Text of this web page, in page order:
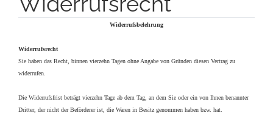
Widerrufsbelehrung
Widerrufsrecht
Sie haben das Recht, binnen vierzehn Tagen ohne Angabe von Gründen diesen Vertrag zu
widerrufen.
Die Widerrufsfrist beträgt vierzehn Tage ab dem Tag, an dem Sie oder ein von Ihnen benannter
Dritter, der nicht der Beförderer ist, die Waren in Besitz genommen haben bzw. hat.